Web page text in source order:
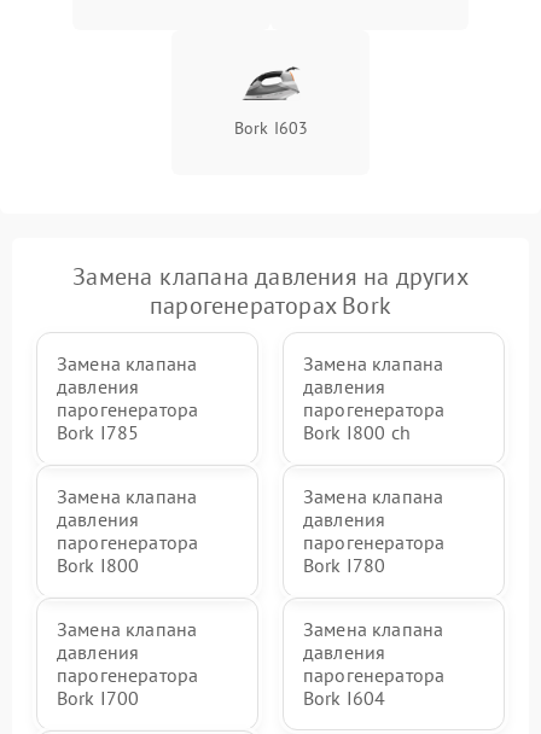
Bork I603
Замена клапана давления на других
парогенераторах Bork
Замена клапана
давления
парогенератора
Bork I785
Замена клапана
давления
парогенератора
Bork I800 ch
Замена клапана
давления
парогенератора
Bork I800
Замена клапана
давления
парогенератора
Bork I780
Замена клапана
давления
парогенератора
Bork I700
Замена клапана
давления
парогенератора
Bork I604